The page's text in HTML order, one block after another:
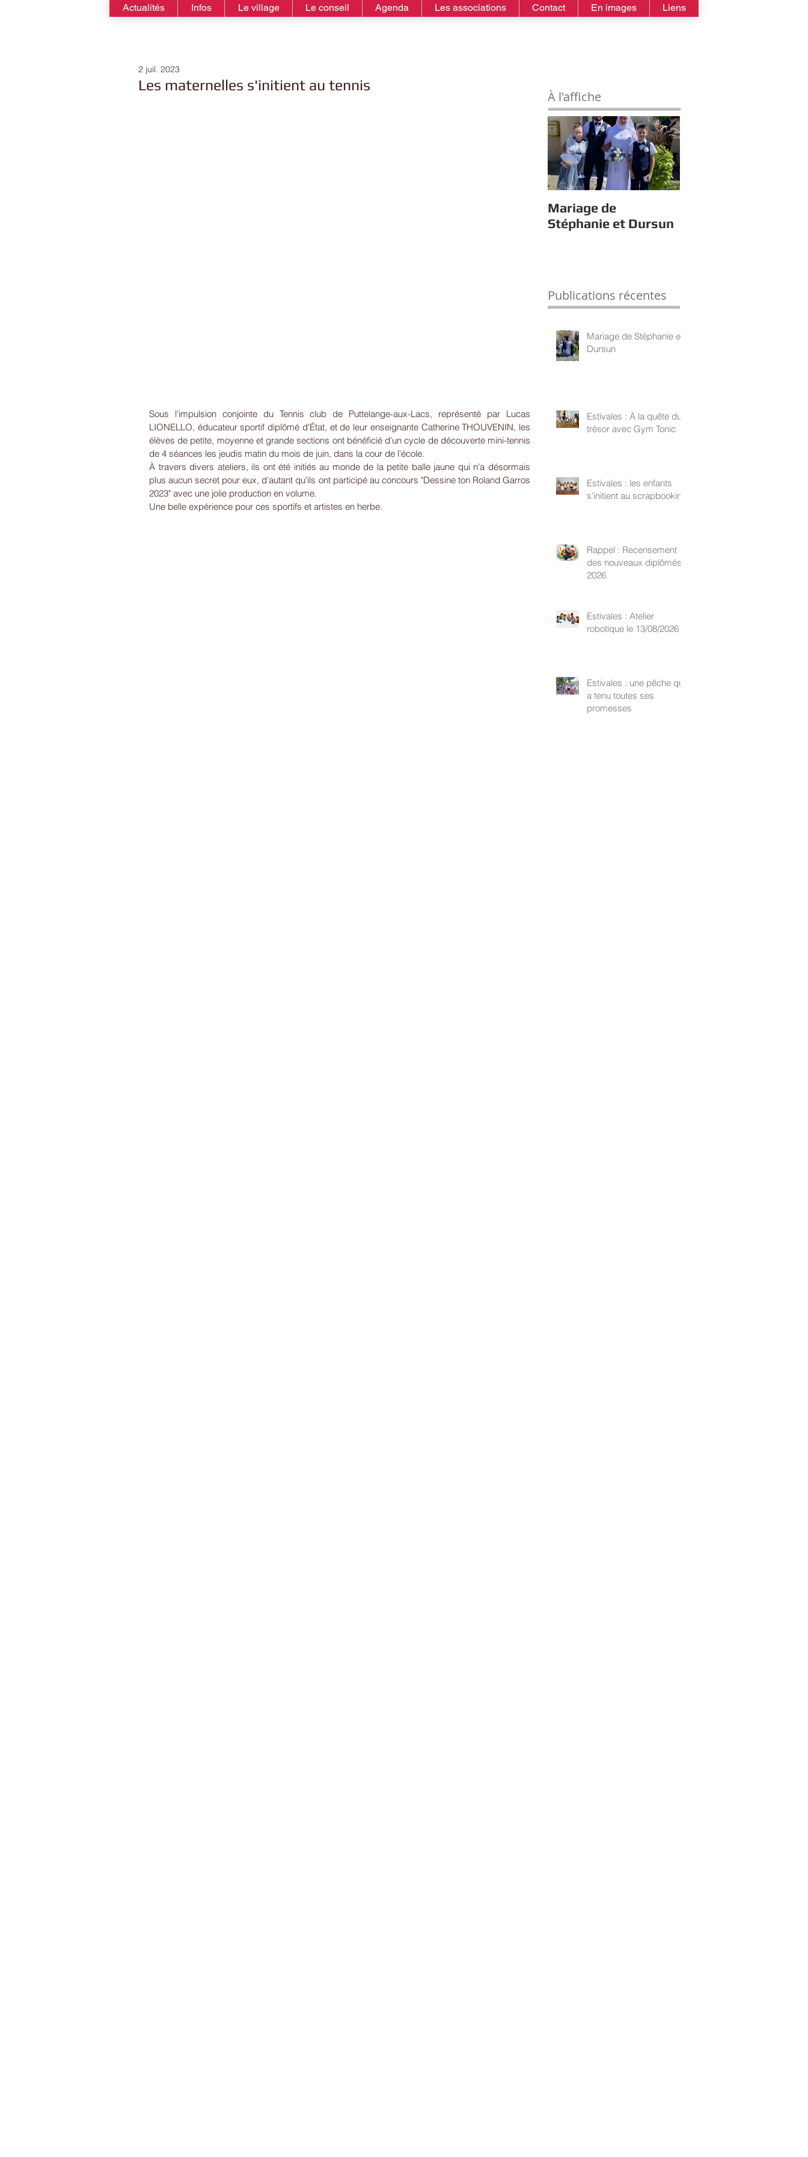
Actualités Infos Le village Le conseil Agenda Les associations Contact En images Liens
Les maternelles s'initient au tennis
2 juil. 2023
Sous l'impulsion conjointe du Tennis club de Puttelange-aux-Lacs, représenté par Lucas
LIONELLO, éducateur sportif diplômé d'État, et de leur enseignante Catherine THOUVENIN, les
élèves de petite, moyenne et grande sections ont bénéficié d'un cycle de découverte mini-tennis
de 4 séances les jeudis matin du mois de juin, dans la cour de l'école.
À travers divers ateliers, ils ont été initiés au monde de la petite balle jaune qui n'a désormais
plus aucun secret pour eux, d'autant qu'ils ont participé au concours "Dessine ton Roland Garros
2023" avec une jolie production en volume.
Une belle expérience pour ces sportifs et artistes en herbe.
À l'affiche
Mariage de
Stéphanie et Dursun
Publications récentes
Mariage de Stéphanie et
Dursun
Estivales : À la quête du
trésor avec Gym Tonic
Estivales : les enfants
s'initient au scrapbooking
Rappel : Recensement
des nouveaux diplômés
2026
Estivales : Atelier
robotique le 13/08/2026
Estivales : une pêche qui
a tenu toutes ses
promesses